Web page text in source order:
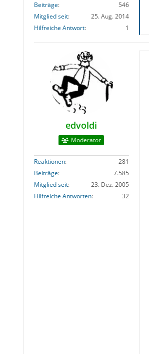
Beiträge
546
Mitglied seit
25. Aug. 2014
Hilfreiche Antwort
1
edvoldi
Moderator
Reaktionen
281
Beiträge
7.585
Mitglied seit
23. Dez. 2005
Hilfreiche Antworten
32